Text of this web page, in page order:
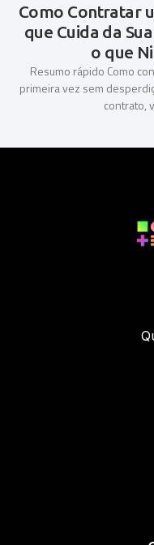
Como Contratar
que Cuida da
o que
Resumo rápido Como
primeira vez sem
contrato,